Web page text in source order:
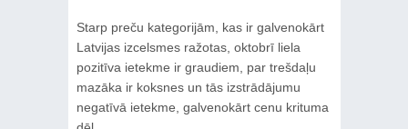
Starp preču kategorijām, kas ir galvenokārt
Latvijas izcelsmes ražotas, oktobrī liela
pozitīva ietekme ir graudiem, par trešdaļu
mazāka ir koksnes un tās izstrādājumu
negatīvā ietekme, galvenokārt cenu krituma